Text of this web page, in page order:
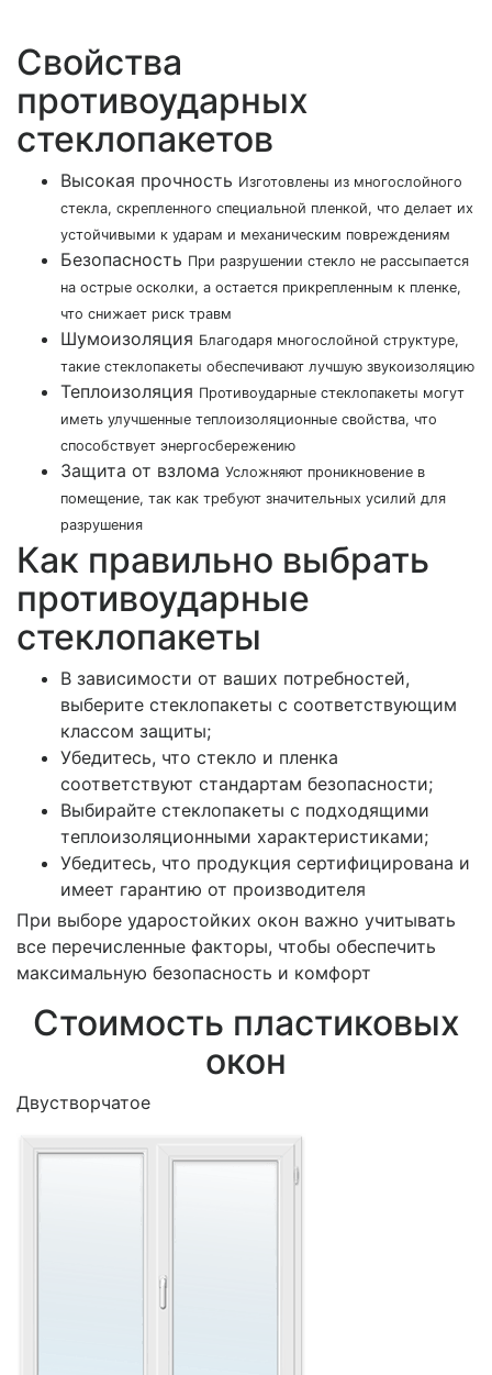
Свойства
противоударных
стеклопакетов
Высокая прочность Изготовлены из многослойного
стекла, скрепленного специальной пленкой, что делает их
устойчивыми к ударам и механическим повреждениям
Безопасность При разрушении стекло не рассыпается
на острые осколки, а остается прикрепленным к пленке,
что снижает риск травм
Шумоизоляция Благодаря многослойной структуре,
такие стеклопакеты обеспечивают лучшую звукоизоляцию
Теплоизоляция Противоударные стеклопакеты могут
иметь улучшенные теплоизоляционные свойства, что
способствует энергосбережению
Защита от взлома Усложняют проникновение в
помещение, так как требуют значительных усилий для
разрушения
Как правильно выбрать
противоударные
стеклопакеты
В зависимости от ваших потребностей,
выберите стеклопакеты с соответствующим
классом защиты;
Убедитесь, что стекло и пленка
соответствуют стандартам безопасности;
Выбирайте стеклопакеты с подходящими
теплоизоляционными характеристиками;
Убедитесь, что продукция сертифицирована и
имеет гарантию от производителя
При выборе ударостойких окон важно учитывать
все перечисленные факторы, чтобы обеспечить
максимальную безопасность и комфорт
Стоимость пластиковых
окон
Двустворчатое